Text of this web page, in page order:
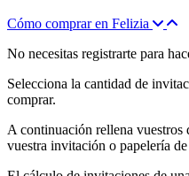
Cómo comprar en Felizia
No necesitas registrarte para
Selecciona la cantidad de
comprar.
A continuación rellena vuestros
vuestra invitación o papelería